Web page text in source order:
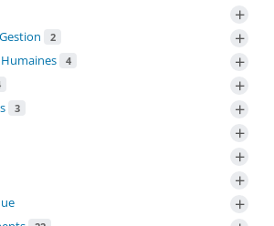
+
2 +
Humaines 4 +
+
3 +
+
+
+
+